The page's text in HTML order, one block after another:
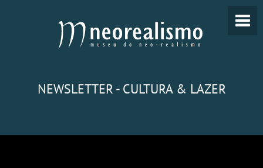
NEWSLETTER - CULTURA & LAZER